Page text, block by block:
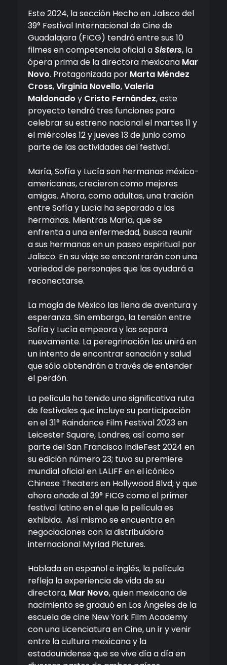
Este 2024, la sección Hecho en Jalisco del
39° Festival Internacional de Cine de
Guadalajara (FICG) tendrá entre sus 10
filmes en competencia oficial aSisters, la
ópera prima de la directora mexicana Mar
Novo. Protagonizada por Marta Méndez
Cross,Virginia Novello,Valeria
Maldonado y Cristo Fernández, este
proyecto tendrá tres funciones para
celebrar su estreno nacional el martes 11 y
el miércoles 12 y jueves 13 de junio como
parte de las actividades del festival.
María, Sofía y Lucía son hermanas méxico-
americanas, crecieron como mejores
amigas. Ahora, como adultas, una traición
entre Sofía y Lucía ha separado a las
hermanas. Mientras María, que se
enfrenta a una enfermedad, busca reunir
a sus hermanas en un paseo espiritual por
Jalisco. En su viaje se encontrarán con una
variedad de personajes que las ayudará a
reconectarse.
La magia de México las llena de aventura y
esperanza. Sin embargo, la tensión entre
Sofía y Lucía empeora y las separa
nuevamente. La peregrinación las unirá en
un intento de encontrar sanación y salud
que sólo obtendrán a través de entender
el perdón.
La película ha tenido una significativa ruta
de festivales que incluye su participación
en el 31° Raindance Film Festival 2023 en
Leicester Square, Londres; así como ser
parte del San Francisco IndieFest 2024 en
su edición número 23; tuvo su premiere
mundial oficial en LALIFF en el icónico
Chinese Theaters en Hollywood Blvd; y que
ahora añade al 39° FICG como el primer
festival latino en el que la película es
exhibida. Así mismo se encuentra en
negociaciones con la distribuidora
internacional Myriad Pictures.
Hablada en español e inglés, la película
refleja la experiencia de vida de su
directora, Mar Novo, quien mexicana de
nacimiento se graduó en Los Ángeles de la
escuela de cine New York Film Academy
con una Licenciatura en Cine, un ir y venir
entre la cultura mexicana y la
estadounidense que se vive día a día en